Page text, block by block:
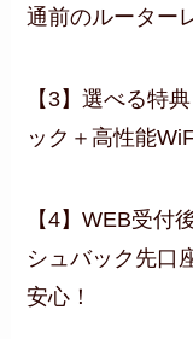
通前のルーター
【3】選べる特
ック＋高性能
【4】WEB受付
シュバック先口
安心！